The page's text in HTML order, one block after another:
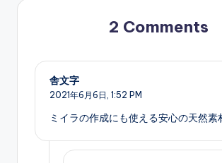
2 Comments
舎文字
2021年6月6日, 1:52 PM
ミイラの作成にも使える安心の天然